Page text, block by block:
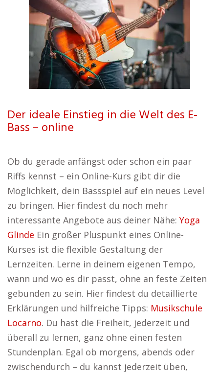
Der ideale Einstieg in die Welt des E-
Bass – online
Ob du gerade anfängst oder schon ein paar
Riffs kennst – ein Online-Kurs gibt dir die
Möglichkeit, dein Bassspiel auf ein neues Level
zu bringen. Hier findest du noch mehr
interessante Angebote aus deiner Nähe: Yoga
Glinde Ein großer Pluspunkt eines Online-
Kurses ist die flexible Gestaltung der
Lernzeiten. Lerne in deinem eigenen Tempo,
wann und wo es dir passt, ohne an feste Zeiten
gebunden zu sein. Hier findest du detaillierte
Erklärungen und hilfreiche Tipps: Musikschule
Locarno. Du hast die Freiheit, jederzeit und
überall zu lernen, ganz ohne einen festen
Stundenplan. Egal ob morgens, abends oder
zwischendurch – du kannst jederzeit üben,